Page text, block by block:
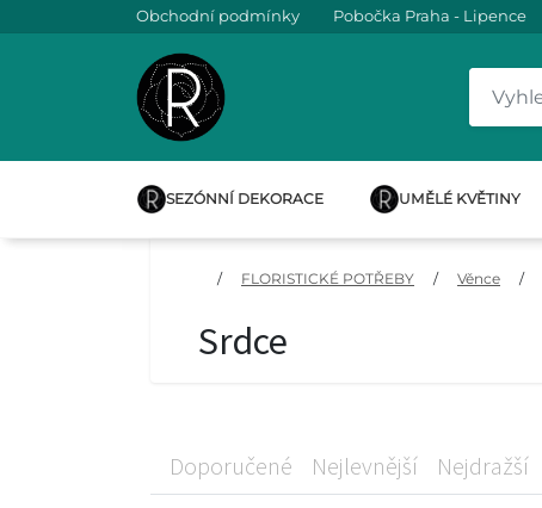
Obchodní podmínky Pobočka Praha - Lipence
SEZÓNNÍ DEKORACE UMĚLÉ KVĚTINY
/ FLORISTICKÉ POTŘEBY / Věnce /
Srdce
Doporučené Nejlevnější Nejdražší